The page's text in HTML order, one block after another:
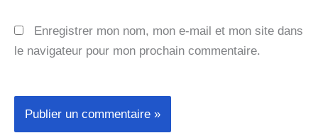
Enregistrer mon nom, mon e-mail et mon site dans
le navigateur pour mon prochain commentaire.